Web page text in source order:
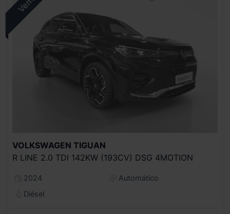
VOLKSWAGEN TIGUAN
R LINE 2.0 TDI 142KW (193CV) DSG 4MOTION
2024
Automático
Diésel